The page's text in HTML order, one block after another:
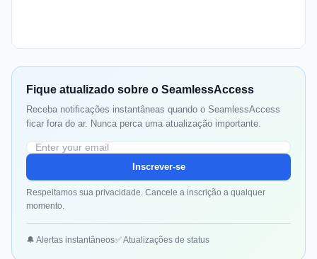
Fique atualizado sobre o SeamlessAccess
Receba notificações instantâneas quando o SeamlessAccess
ficar fora do ar. Nunca perca uma atualização importante.
Inscrever-se
Respeitamos sua privacidade. Cancele a inscrição a qualquer
momento.
🔔 Alertas instantâneos✅ Atualizações de status